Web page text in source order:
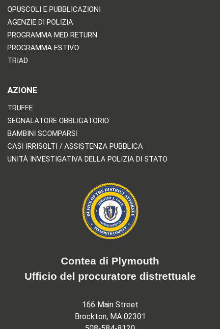
OPUSCOLI E PUBBLICAZIONI
AGENZIE DI POLIZIA
PROGRAMMA MED RETURN
PROGRAMMA ESTIVO
TRIAD
AZIONE
TRUFFE
SEGNALATORE OBBLIGATORIO
BAMBINI SCOMPARSI
CASI IRRISOLTI / ASSISTENZA PUBBLICA
UNITÀ INVESTIGATIVA DELLA POLIZIA DI STATO
Contea di Plymouth
Ufficio del procuratore distrettuale
166 Main Street
Brockton, MA 02301